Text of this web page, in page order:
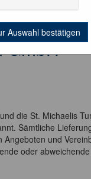
Auswahl bestätigen
GmbH
die St. Michaelis
Sämtliche
und
oder